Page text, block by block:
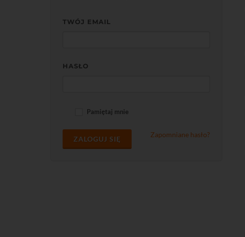
TWÓJ EMAIL
HASŁO
Pamiętaj mnie
ZALOGUJ SIĘ
Zapomniane hasło?